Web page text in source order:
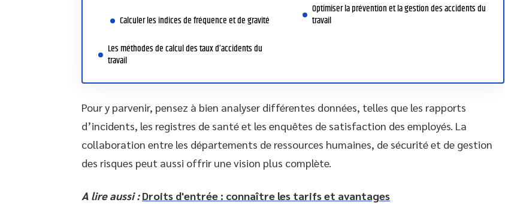
Calculer les indices de fréquence et de gravité
Les méthodes de calcul des taux d’accidents du
travail
Optimiser la prévention et la gestion des accidents du
travail
Pour y parvenir, pensez à bien analyser différentes données, telles que les rapports
d’incidents, les registres de santé et les enquêtes de satisfaction des employés. La
collaboration entre les départements de ressources humaines, de sécurité et de gestion
des risques peut aussi offrir une vision plus complète.
A lire aussi : Droits d'entrée : connaître les tarifs et avantages